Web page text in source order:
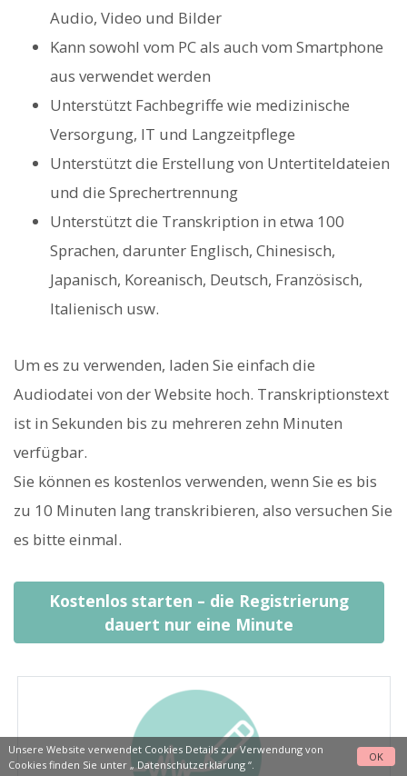
Audio, Video und Bilder
Kann sowohl vom PC als auch vom Smartphone
aus verwendet werden
Unterstützt Fachbegriffe wie medizinische
Versorgung, IT und Langzeitpflege
Unterstützt die Erstellung von Untertiteldateien
und die Sprechertrennung
Unterstützt die Transkription in etwa 100
Sprachen, darunter Englisch, Chinesisch,
Japanisch, Koreanisch, Deutsch, Französisch,
Italienisch usw.
Um es zu verwenden, laden Sie einfach die
Audiodatei von der Website hoch. Transkriptionstext
ist in Sekunden bis zu mehreren zehn Minuten
verfügbar.
Sie können es kostenlos verwenden, wenn Sie es bis
zu 10 Minuten lang transkribieren, also versuchen Sie
es bitte einmal.
Kostenlos starten – die Registrierung
dauert nur eine Minute
Unsere Website verwendet Cookies Details zur Verwendung von
Cookies finden Sie unter „ Datenschutzerklärung“.
OK